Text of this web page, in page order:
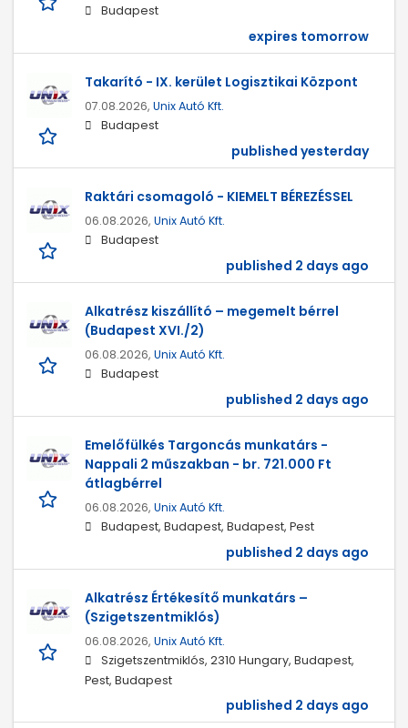
Budapest
expires tomorrow
Takarító - IX. kerület Logisztikai Központ
07.08.2026, Unix Autó Kft.
Budapest
published yesterday
Raktári csomagoló - KIEMELT BÉREZÉSSEL
06.08.2026, Unix Autó Kft.
Budapest
published 2 days ago
Alkatrész kiszállító – megemelt bérrel
(Budapest XVI./2)
06.08.2026, Unix Autó Kft.
Budapest
published 2 days ago
Emelőfülkés Targoncás munkatárs -
Nappali 2 műszakban - br. 721.000 Ft
átlagbérrel
06.08.2026, Unix Autó Kft.
Budapest, Budapest, Budapest, Pest
published 2 days ago
Alkatrész Értékesítő munkatárs –
(Szigetszentmiklós)
06.08.2026, Unix Autó Kft.
Szigetszentmiklós, 2310 Hungary, Budapest,
Pest, Budapest
published 2 days ago